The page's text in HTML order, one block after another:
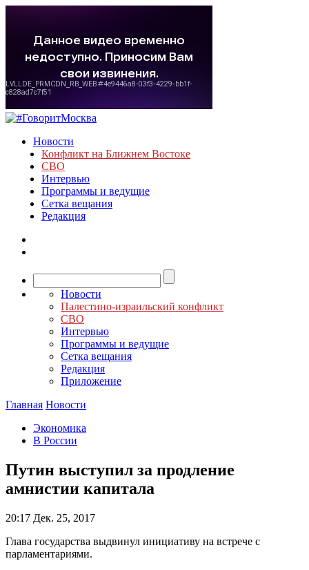
Новости
Конфликт на Ближнем Востоке
СВО
Интервью
Программы и ведущие
Сетка вещания
Редакция
Новости
Палестино-израильский конфликт
СВО
Интервью
Программы и ведущие
Сетка вещания
Редакция
Приложение
Главная Новости
Экономика
В России
Путин выступил за продление
амнистии капитала
20:17 Дек. 25, 2017
Глава государства выдвинул инициативу на встрече с
парламентариями.